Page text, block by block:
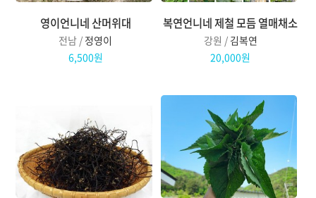
영이언니네 산머위대
전남 / 정영이
6,500원
복연언니네 제철 모듬 열매채소
강원 / 김복연
20,000원